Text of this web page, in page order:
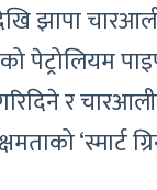
झापा
पेट्रोलियम
र
‘स्मार्ट